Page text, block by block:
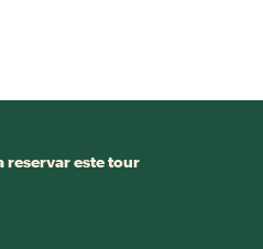
reservar este tour